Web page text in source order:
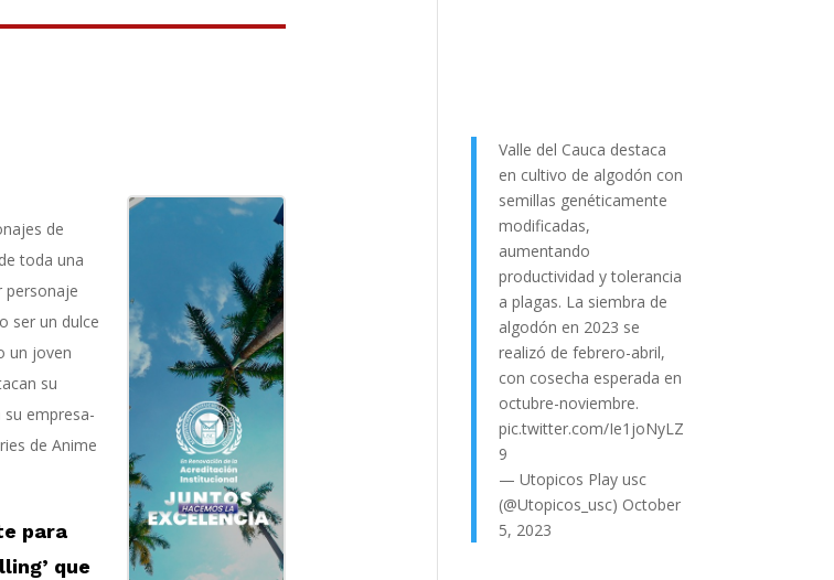
de
toda una
personaje
ser un dulce
un joven
su
empresa-
de Anime
para
que
Valle del Cauca destaca
en cultivo de algodón con
semillas genéticamente
modificadas,
aumentando
productividad y tolerancia
a plagas. La siembra de
algodón en 2023 se
realizó de febrero-abril,
con cosecha esperada en
octubre-noviembre.
pic.twitter.com/Ie1joNyLZ
9
— Utopicos Play usc
(@Utopicos_usc) October
5, 2023